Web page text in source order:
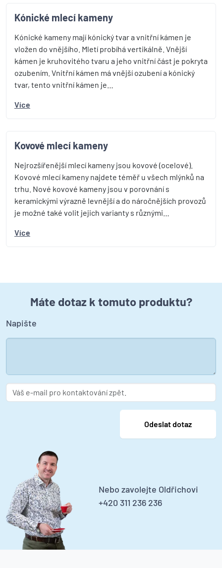
Kónické mlecí kameny
Kónické kameny mají kónický tvar a vnitřní kámen je
vložen do vnějšího. Mletí probíhá vertikálně. Vnější
kámen je kruhovitého tvaru a jeho vnitřní část je pokryta
ozubením. Vnitřní kámen má vnější ozubení a kónický
tvar, tento vnitřní kámen je…
Více
Kovové mlecí kameny
Nejrozšířenější mlecí kameny jsou kovové (ocelové).
Kovové mlecí kameny najdete téměř u všech mlýnků na
trhu. Nové kovové kameny jsou v porovnání s
keramickými výrazně levnější a do náročnějších provozů
je možné také volit jejich varianty s různými…
Více
Máte dotaz k tomuto produktu?
Nebo zavolejte Oldřichovi
+420 311 236 236
Napište